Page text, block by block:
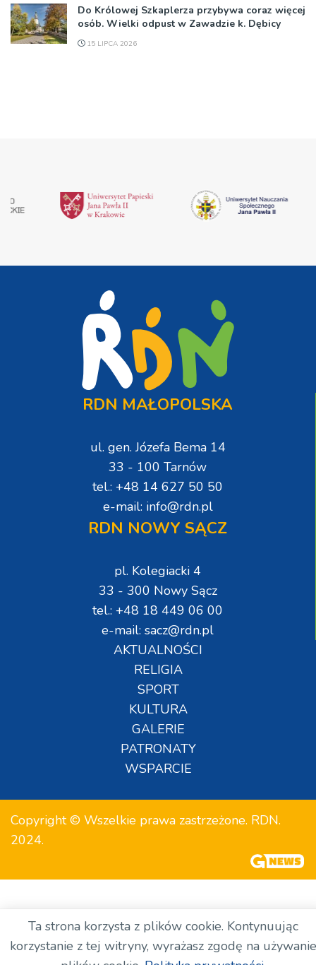
Do Królowej Szkaplerza przybywa coraz więcej
osób. Wielki odpust w Zawadzie k. Dębicy
15 LIPCA 2026
RDN MAŁOPOLSKA
ul. gen. Józefa Bema 14
33 - 100 Tarnów
tel.: +48 14 627 50 50
e-mail: info@rdn.pl
RDN NOWY SĄCZ
pl. Kolegiacki 4
33 - 300 Nowy Sącz
tel.: +48 18 449 06 00
e-mail: sacz@rdn.pl
AKTUALNOŚCI
RELIGIA
SPORT
KULTURA
GALERIE
PATRONATY
WSPARCIE
Copyright © Wszelkie prawa zastrzeżone. RDN.
2024.
Ta strona korzysta z plików cookie. Kontynuując
korzystanie z tej witryny, wyrażasz zgodę na używanie